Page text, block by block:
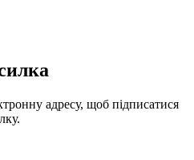
адресу, щоб підписатися